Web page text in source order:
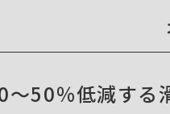
〜50％低減する